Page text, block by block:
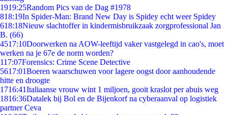
1919:25Random Pics van de Dag #1978
818:19In Spider-Man: Brand New Day is Spidey echt weer Spidey
618:18Nieuw slachtoffer in kindermisbruikzaak zorgprofessional Jan
B. (66)
4517:10Doorwerken na AOW-leeftijd vaker vastgelegd in cao's, moet
werken na je 67e de norm worden?
117:07Forensics: Crime Scene Detective
5617:01Boeren waarschuwen voor lagere oogst door aanhoudende
hitte en droogte
1716:41Italiaanse vrouw wint 1 miljoen, gooit kraslot per abuis weg
1816:36Datalek bij Bol en de Bijenkorf na cyberaanval op logistiek
partner Ceva